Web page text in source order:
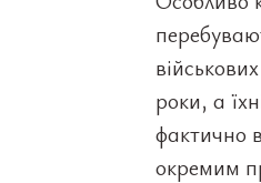
роки, а
фактично
окремим